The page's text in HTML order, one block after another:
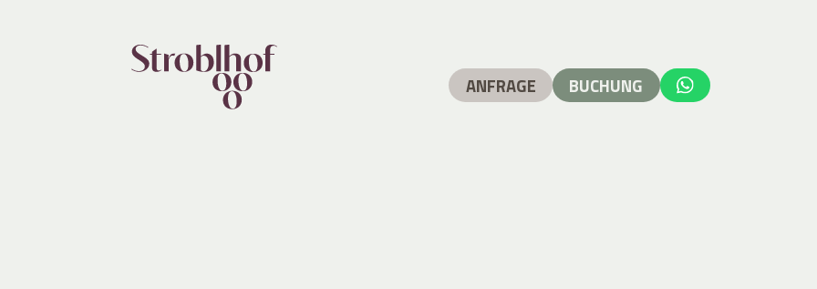
ANFRAGE BUCHUNG